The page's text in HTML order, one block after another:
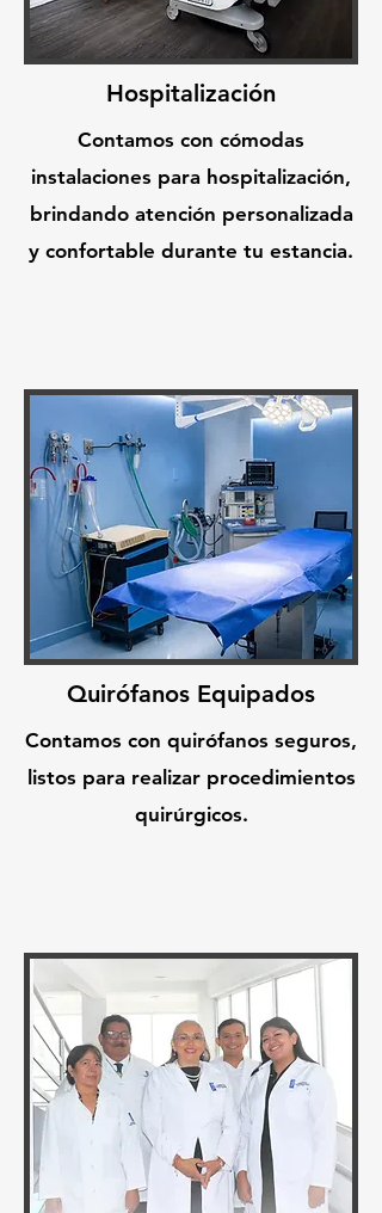
Hospitalización
Contamos con cómodas
instalaciones para hospitalización,
brindando atención personalizada
y confortable durante tu estancia.
Quirófanos Equipados
Contamos con quirófanos seguros,
listos para realizar procedimientos
quirúrgicos.